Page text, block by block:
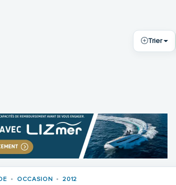
Trier
OCCASION 2012